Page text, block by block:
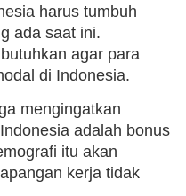
harus tumbuh
ada saat ini.
agar para
di Indonesia.
mengingatkan
adalah bonus
itu akan
kerja tidak